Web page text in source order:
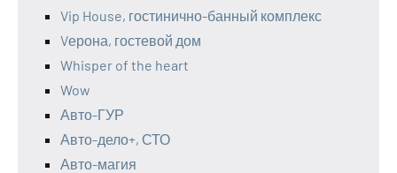
Vip House, гостинично-банный комплекс
Vерона, гостевой дом
Whisper of the heart
Wow
Авто-ГУР
Авто-дело+, СТО
Авто-магия